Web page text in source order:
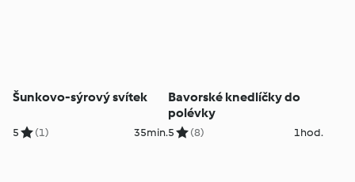
Šunkovo-sýrový svítek
5 (1) 35min.
Bavorské knedlíčky do
polévky
5 (8) 1hod.